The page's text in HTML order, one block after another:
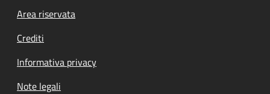
Footer menu
Area riservata
Crediti
Informativa privacy
Note legali